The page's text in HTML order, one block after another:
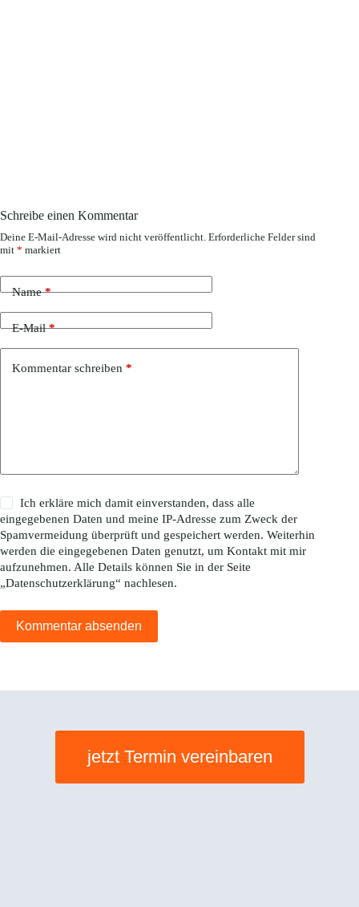
Schreibe einen Kommentar
Deine E-Mail-Adresse wird nicht veröffentlicht. Erforderliche Felder sind
mit * markiert
Name*
E-Mail*
Kommentar schreiben *
Ich erkläre mich damit einverstanden, dass alle
eingegebenen Daten und meine IP-Adresse zum Zweck der
Spamvermeidung überprüft und gespeichert werden. Weiterhin
werden die eingegebenen Daten genutzt, um Kontakt mit mir
aufzunehmen. Alle Details können Sie in der Seite
„Datenschutzerklärung“ nachlesen.
Kommentar absenden
jetzt Termin vereinbaren